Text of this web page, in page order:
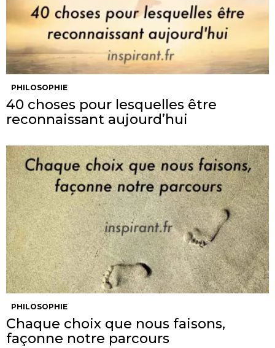
PHILOSOPHIE
40 choses pour lesquelles être
reconnaissant aujourd’hui
PHILOSOPHIE
Chaque choix que nous faisons,
façonne notre parcours